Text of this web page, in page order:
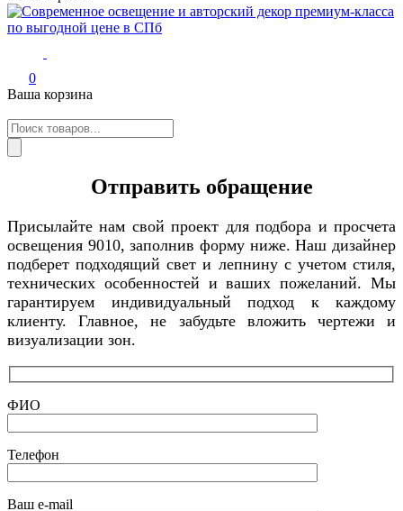
Современное освещение и авторский декор премиум-класса по
выгодной цене в СПб
Итальянские светильники из гипса, керамики, бетона.
Профили. Авторский декор.
0
Ваша корзина
Поиск
товаров
Отправить обращение
Присылайте нам свой проект для подбора и просчета
освещения 9010, заполнив форму ниже. Наш дизайнер
подберет подходящий свет и лепнину с учетом стиля,
технических особенностей и ваших пожеланий. Мы
гарантируем индивидуальный подход к каждому
клиенту. Главное, не забудьте вложить чертежи и
визуализации зон.
ФИО
Телефон
Ваш e-mail